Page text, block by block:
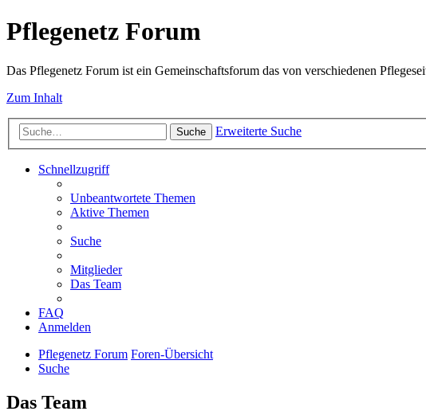
Pflegenetz Forum
Das Pflegenetz Forum ist ein Gemeinschaftsforum das von verschiedenen
Zum Inhalt
Suche Erweiterte Suche
Schnellzugriff
Unbeantwortete Themen
Aktive Themen
Suche
Mitglieder
Das Team
FAQ
Anmelden
Pflegenetz Forum Foren-Übersicht
Suche
Das Team